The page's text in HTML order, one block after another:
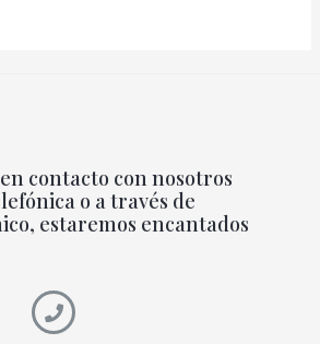
contacto con nosotros
o a través de
estaremos encantados